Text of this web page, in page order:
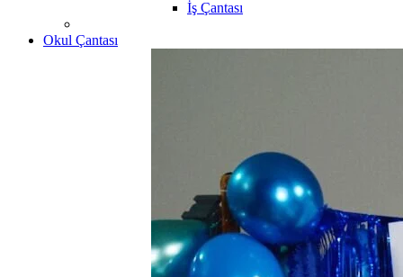
İş Çantası
Okul Çantası